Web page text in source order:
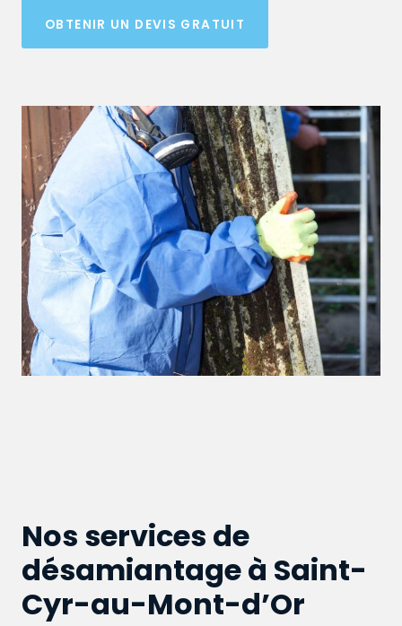
OBTENIR UN DEVIS GRATUIT
Nos services de
désamiantage à Saint-
Cyr-au-Mont-d’Or